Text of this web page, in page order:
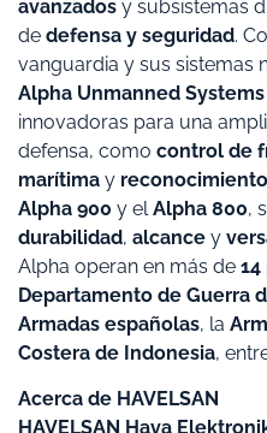
avanzados y subsistemas
de defensa y seguridad.
vanguardia y sus sistemas
Alpha Unmanned Systems
innovadoras para una
defensa, como control de
marítima y reconocimiento
Alpha 900 y el Alpha 800,
durabilidad, alcance y
Alpha operan en más de 14
Departamento de Guerra
Armadas españolas, la
Costera de Indonesia,
Acerca de HAVELSAN
HAVELSAN Hava